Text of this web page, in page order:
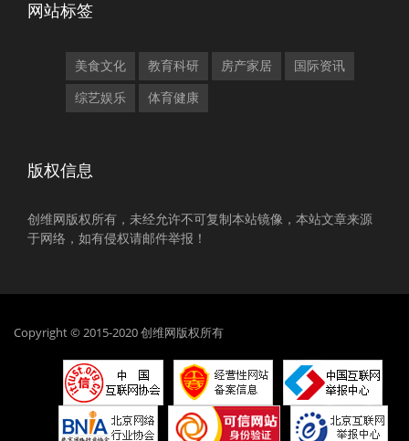
网站标签
美食文化 教育科研 房产家居 国际资讯
综艺娱乐 体育健康
版权信息
创维网版权所有，未经允许不可复制本站镜像，本站文章来源
于网络，如有侵权请邮件举报！
Copyright © 2015-2020 创维网版权所有